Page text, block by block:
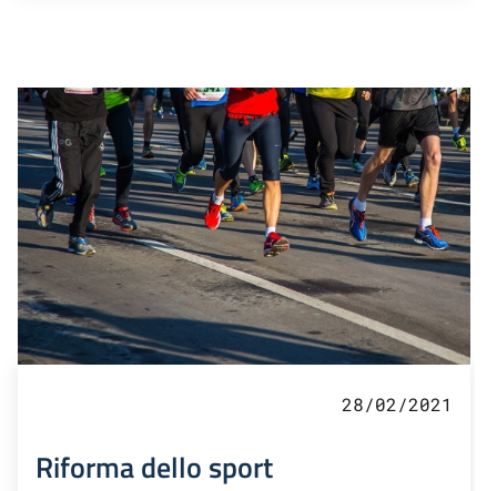
28/02/2021
Riforma dello sport